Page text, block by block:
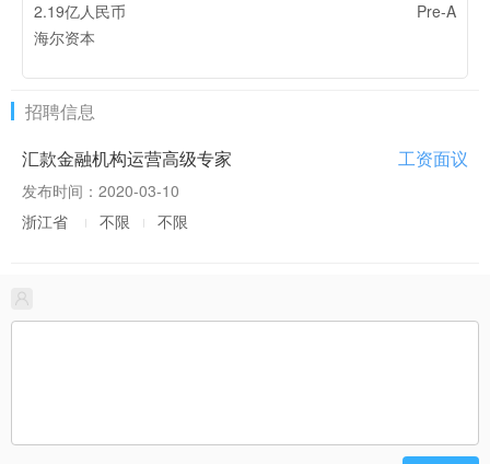
这家以蚂蚁集团为大股东的菲律宾在线支付巨头刚成为当
地首家独角兽企业
蚂蚁1500万美刀投资新加坡订餐平台
2021-07-30
数据显示东南亚是增长最快的移动钱包市场，中国电子支
2021-04-07
Pre-A
2.19亿人民币
海尔资本
招聘信息
工资面议
汇款金融机构运营高级专家
发布时间：2020-03-10
浙江省
不限 不限